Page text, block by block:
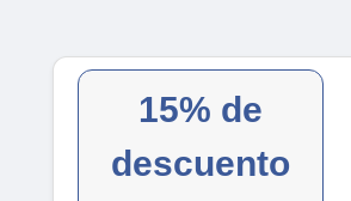
15% de
descuento